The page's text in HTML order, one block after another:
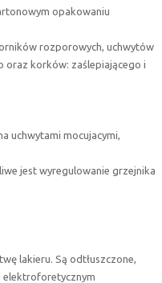
opakowaniu
rozporowych, uchwytów
oraz korków: zaślepiającego i
uchwytami mocujacymi,
jest wyregulowanie grzejnika
lakieru. Są odtłuszczone,